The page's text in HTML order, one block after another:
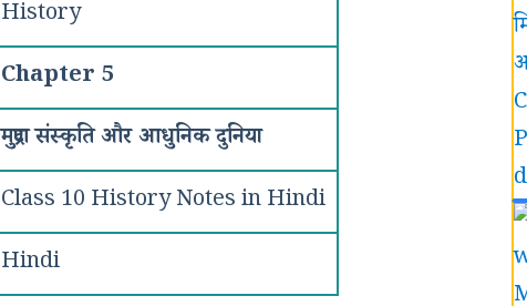
History
Chapter 5
मुद्रण संस्कृति और आधुनिक दुनिया
Class 10 History Notes in Hindi
Hindi